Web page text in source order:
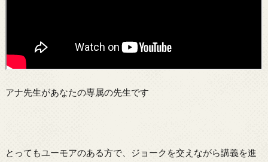
アナ先生があなたの専属の先生です
とってもユーモアのある方で、ジョークを交えながら講義を進